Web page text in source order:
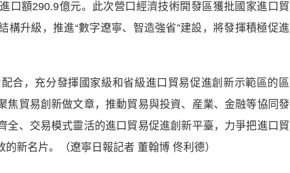
口額290.9億元。此次營口經濟技術開發區獲批國家進口貿
構升級，推進“數字遼寧、智造強省”建設，將發揮積極促進
，充分發揮國家級和省級進口貿易促進創新示範區的區
焦貿易創新做文章，推動貿易與投資、産業、金融等協同發
全、交易模式靈活的進口貿易促進創新平臺，力爭把進口貿
的新名片。（遼寧日報記者 董翰博 佟利德）